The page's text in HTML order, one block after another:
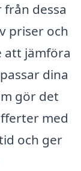
dessa
priser och
att jämföra
dina
gör det
med
och ger